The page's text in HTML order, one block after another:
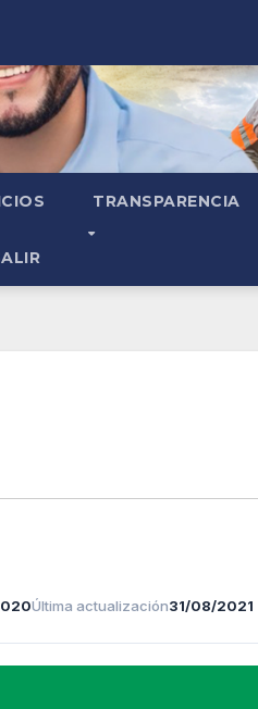
TRANSPARENCIA
Última actualización31/08/2021